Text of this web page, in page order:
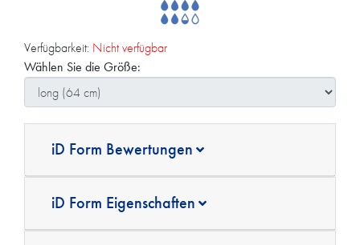
Verfügbarkeit: Nicht verfügbar
Wählen Sie die Größe:
iD Form Bewertungen
iD Form Eigenschaften